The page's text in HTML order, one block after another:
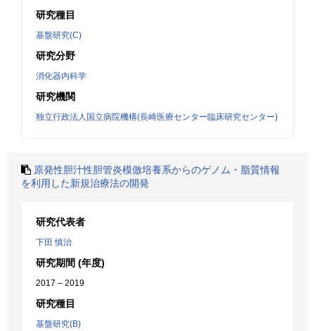
研究種目
基盤研究(C)
研究分野
消化器内科学
研究機関
独立行政法人国立病院機構(長崎医療センター臨床研究センター)
原発性胆汁性胆管炎模倣培養系からのゲノム・脂質情報
を利用した新規治療法の開発
研究代表者
下田 慎治
研究期間 (年度)
2017 – 2019
研究種目
基盤研究(B)